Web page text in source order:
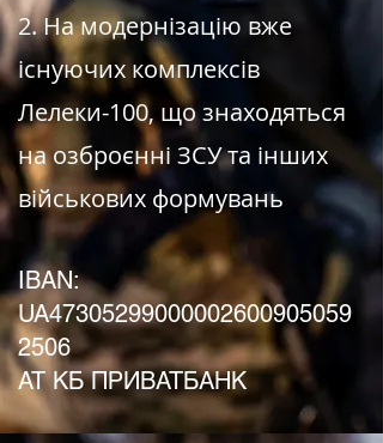
2. На модернізацію вже
існуючих комплексів
Лелеки-100, що знаходяться
на озброєнні ЗСУ та інших
військових формувань
IBAN:
UA47305299000002600905059
2506
АТ КБ ПРИВАТБАНК​